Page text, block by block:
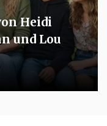
Heidi
und Lou